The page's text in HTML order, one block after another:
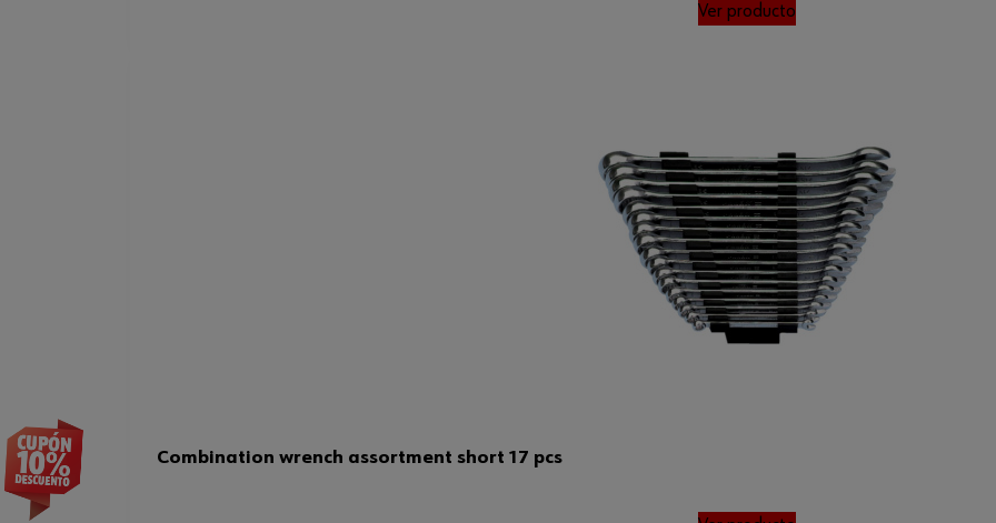
Ver producto
Combination wrench assortment short 17 pcs